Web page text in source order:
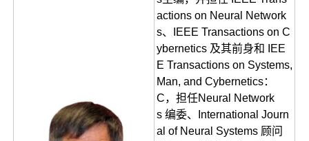
actions on Neural Network
s、IEEE Transactions on C
ybernetics 及其前身和 IEE
E Transactions on Systems,
Man, and Cybernetics：
C，担任Neural Network
s 编委、International Journ
al of Neural Systems 顾问